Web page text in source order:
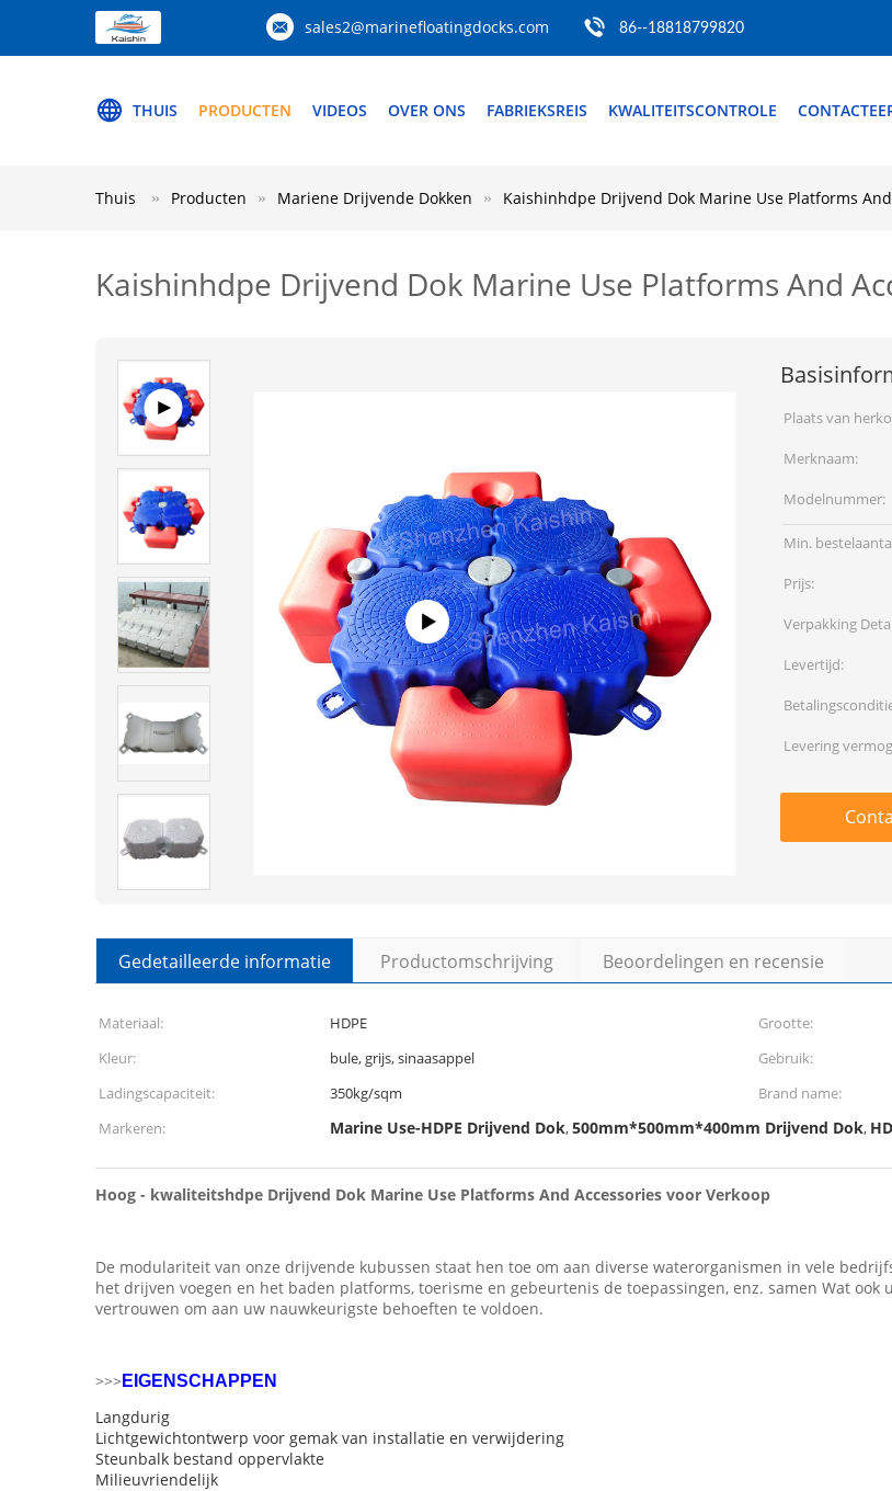
sales2@marinefloatingdocks.com 86--18818799820
THUIS PRODUCTEN VIDEOS OVER ONS FABRIEKSREIS KWALITEITSCONTROLE
Thuis Producten Mariene Drijvende Dokken Kaishinhdpe Drijvend Dok Marine Use Platforms
Kaishinhdpe Drijvend Dok Marine Use Platforms And
Plaats van
Merknaam:
Modelnummer:
Min.
Prijs:
Verpakking
Levertijd:
Levering
Gedetailleerde informatie Productomschrijving Beoordelingen en recensie
Materiaal: HDPE Grootte:
Kleur:
bule, grijs, sinaasappel Gebruik:
Ladingscapaciteit:
350kg/sqm Brand name:
Markeren:
Marine Use-HDPE Drijvend Dok,500mm*500mm*400mm Drijvend Dok,
Hoog - kwaliteitshdpe Drijvend Dok Marine Use Platforms And Accessories voor Verkoop
De modulariteit van onze drijvende kubussen staat hen toe om aan diverse waterorganismen in vele
het drijven voegen en het baden platforms, toerisme en gebeurtenis de toepassingen, enz. samen Wat
vertrouwen om aan uw nauwkeurigste behoeften te voldoen.
>>> EIGENSCHAPPEN
Langdurig
Lichtgewichtontwerp voor gemak van installatie en verwijdering
Steunbalk bestand oppervlakte
Milieuvriendelijk